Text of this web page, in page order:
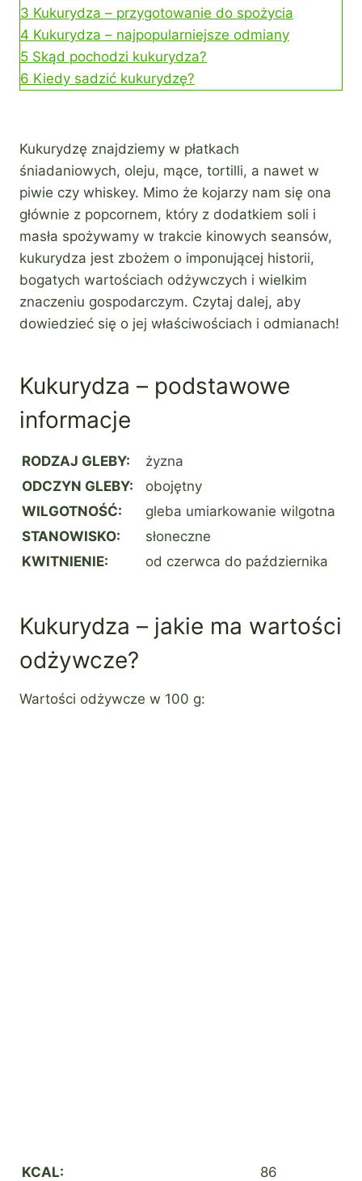
3 Kukurydza – przygotowanie do spożycia
4 Kukurydza – najpopularniejsze odmiany
5 Skąd pochodzi kukurydza?
6 Kiedy sadzić kukurydzę?
Kukurydzę znajdziemy w płatkach
śniadaniowych, oleju, mące, tortilli, a nawet w
piwie czy whiskey. Mimo że kojarzy nam się ona
głównie z popcornem, który z dodatkiem soli i
masła spożywamy w trakcie kinowych seansów,
kukurydza jest zbożem o imponującej historii,
bogatych wartościach odżywczych i wielkim
znaczeniu gospodarczym. Czytaj dalej, aby
dowiedzieć się o jej właściwościach i odmianach!
Kukurydza – podstawowe
informacje
RODZAJ GLEBY:
żyzna
ODCZYN GLEBY:
obojętny
WILGOTNOŚĆ:
gleba umiarkowanie wilgotna
STANOWISKO:
słoneczne
KWITNIENIE:
od czerwca do października
Kukurydza – jakie ma wartości
odżywcze?
Wartości odżywcze w 100 g:
KCAL:
86